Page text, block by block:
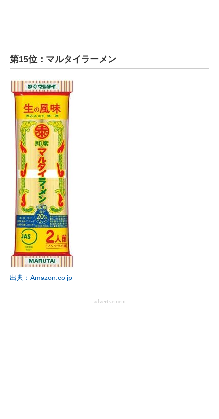
第15位：マルタイラーメン
出典：Amazon.co.jp
advertisement